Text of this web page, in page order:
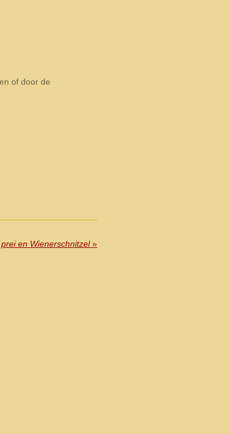
of door de
en Wienerschnitzel »